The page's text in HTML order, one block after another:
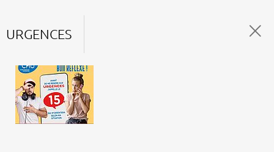
URGENCES